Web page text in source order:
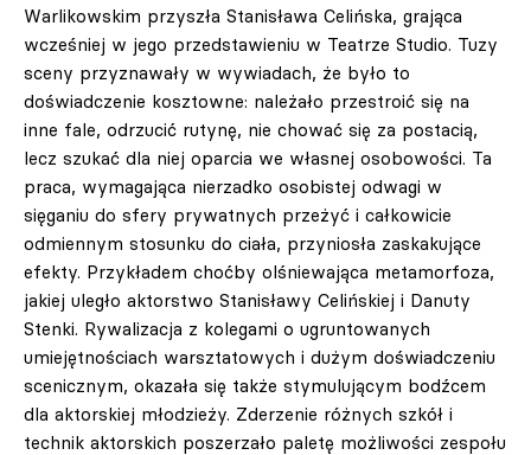
Warlikowskim przyszła Stanisława Celińska, grająca
wcześniej w jego przedstawieniu w Teatrze Studio. Tuzy
sceny przyznawały w wywiadach, że było to
doświadczenie kosztowne: należało przestroić się na
inne fale, odrzucić rutynę, nie chować się za postacią,
lecz szukać dla niej oparcia we własnej osobowości. Ta
praca, wymagająca nierzadko osobistej odwagi w
sięganiu do sfery prywatnych przeżyć i całkowicie
odmiennym stosunku do ciała, przyniosła zaskakujące
efekty. Przykładem choćby olśniewająca metamorfoza,
jakiej uległo aktorstwo Stanisławy Celińskiej i Danuty
Stenki. Rywalizacja z kolegami o ugruntowanych
umiejętnościach warsztatowych i dużym doświadczeniu
scenicznym, okazała się także stymulującym bodźcem
dla aktorskiej młodzieży. Zderzenie różnych szkół i
technik aktorskich poszerzało paletę możliwości zespołu